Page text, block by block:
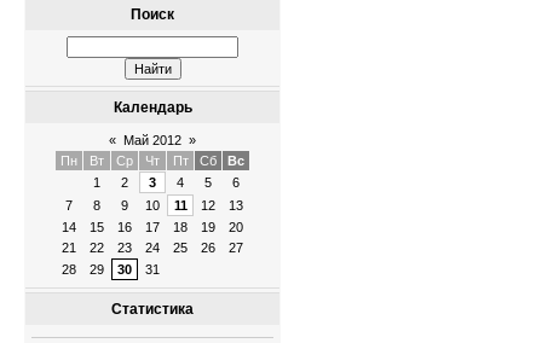
Поиск
Календарь
« Май 2012 »
Пн
Вт Ср Чт Пт Сб
Вс
1
2 3 4 5
6
7
8 9 10 11 12
13
14
15 16 17 18 19
20
21
22 23 24 25 26
27
28
29 30 31
Статистика